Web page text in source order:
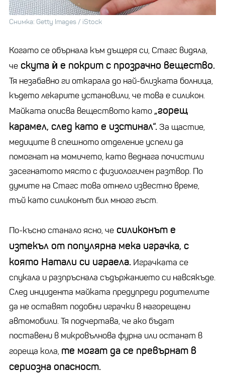
Снимка: Getty Images / iStock
Когато се обърнала към дъщеря си, Стагс видяла,
че скута ѝ е покрит с прозрачно вещество.
Тя незабавно ги откарала до най-близката болница,
където лекарите установили, че това е силикон.
Майката описва веществото като„горещ
карамел, след като е изстинал“. За щастие,
медиците в спешното отделение успели да
помогнат на момичето, като веднага почистили
засегнатото място с физиологичен разтвор. По
думите на Стагс това отнело известно време,
тъй като силиконът бил много гъст.
По-късно станало ясно, че силиконът е
изтекъл от популярна мека играчка, с
която Натали си играела. Играчката се
спукала и разпръснала съдържанието си навсякъде.
След инцидента майката предупреди родителите
да не оставят подобни играчки в нагорещени
автомобили. Тя подчертава, че ако бъдат
поставени в микровълнова фурна или останат в
гореща кола, те могат да се превърнат в
сериозна опасност.